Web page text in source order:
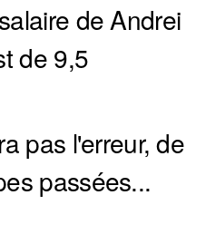
de Andrei
de 9,5
pas l'erreur, de
passées...